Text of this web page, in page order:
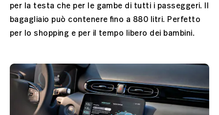
per la testa che per le gambe di tutti i passeggeri. Il
bagagliaio può contenere fino a 880 litri. Perfetto
per lo shopping e per il tempo libero dei bambini.